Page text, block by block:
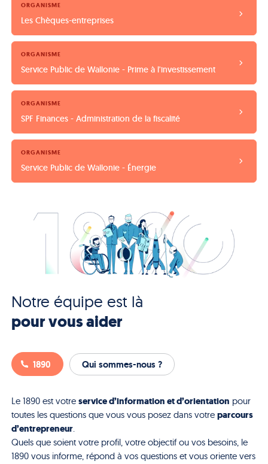
ORGANISME
Les Chèques-entreprises
ORGANISME
Service Public de Wallonie - Prime à l'investissement
ORGANISME
SPF Finances - Administration de la fiscalité
ORGANISME
Service Public de Wallonie - Énergie
Notre équipe est là
pour vous aider
1890 Qui sommes-nous ?
Le 1890 est votre service d’information et d’orientation pour
toutes les questions que vous vous posez dans votre parcours
d’entrepreneur.
Quels que soient votre profil, votre objectif ou vos besoins, le
1890 vous informe, répond à vos questions et vous oriente vers